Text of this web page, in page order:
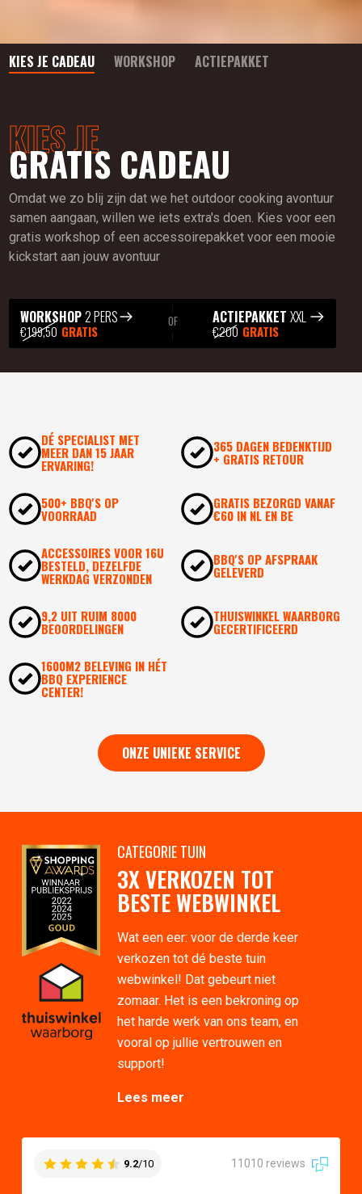
KIES JE CADEAU WORKSHOP ACTIEPAKKET
KIES JE
GRATIS CADEAU
Omdat we zo blij zijn dat we het outdoor cooking avontuur
samen aangaan, willen we iets extra's doen. Kies voor een
gratis workshop of een accessoirepakket voor een mooie
kickstart aan jouw avontuur
WORKSHOP2 PERS
€199,50 GRATIS
OF ACTIEPAKKETXXL
€200 GRATIS
DÉ SPECIALIST MET
MEER DAN 15 JAAR
ERVARING!
365 DAGEN BEDENKTIJD
+ GRATIS RETOUR
500+ BBQ'S OP
VOORRAAD
GRATIS BEZORGD VANAF
€60 IN NL EN BE
ACCESSOIRES VOOR 16U
BESTELD, DEZELFDE
WERKDAG VERZONDEN
BBQ'S OP AFSPRAAK
GELEVERD
9,2 UIT RUIM 8000
BEOORDELINGEN
THUISWINKEL WAARBORG
GECERTIFICEERD
1600M2 BELEVING IN HÉT
BBQ EXPERIENCE
CENTER!
ONZE UNIEKE SERVICE
CATEGORIE TUIN
3X VERKOZEN TOT
BESTE WEBWINKEL
Wat een eer: voor de derde keer
verkozen tot dé beste tuin
webwinkel! Dat gebeurt niet
zomaar. Het is een bekroning op
het harde werk van ons team, en
vooral op jullie vertrouwen en
support!
Lees meer
9.2/10 11010 reviews